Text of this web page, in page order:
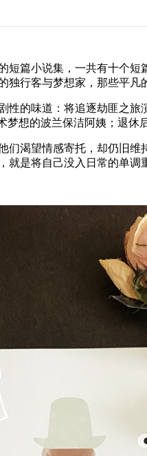
短篇小说集，一共有十个
行客与梦想家，那些平凡
性的味道：将追逐劫匪之
梦想的波兰保洁阿姨；退
们渴望情感寄托，却仍旧
是将自己没入日常的单调